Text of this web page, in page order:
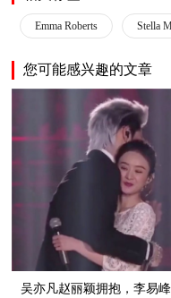
Emma Roberts Stella
您可能感兴趣的文章
吴亦凡赵丽颖拥抱，李易